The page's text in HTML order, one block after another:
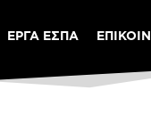
ΕΡΓΑ ΕΣΠΑ